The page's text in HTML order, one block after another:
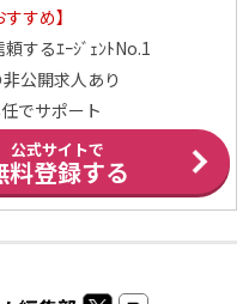
すめ】
するｴｰｼﾞｪﾝﾄNo.1
公開求人あり
でサポート
公式サイトで
料登録する